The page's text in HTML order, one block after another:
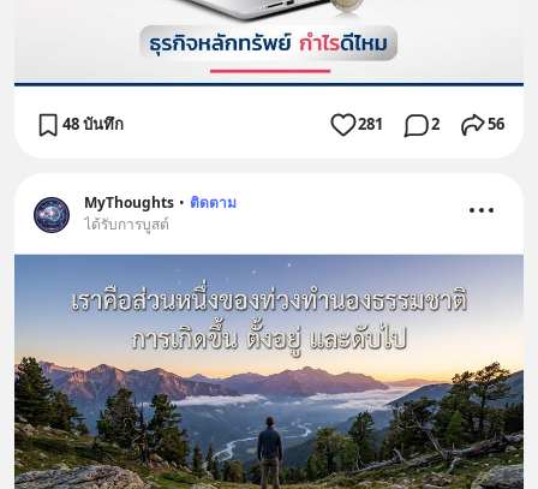
48 บันทึก 281 2 56
MyThoughts • ติดตาม
ได้รับการบูสต์